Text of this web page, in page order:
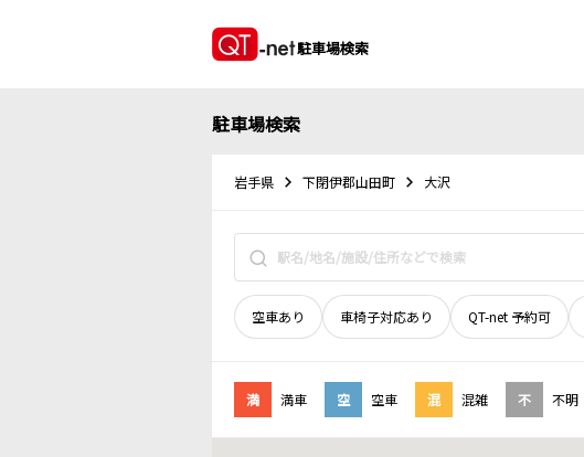
駐車場検索
駐車場検索
岩手県 下閉伊郡山田町 大沢
空車あり 車椅子対応あり QT-net 予約可
満 満車 空 空車 混 混雑 不 不明